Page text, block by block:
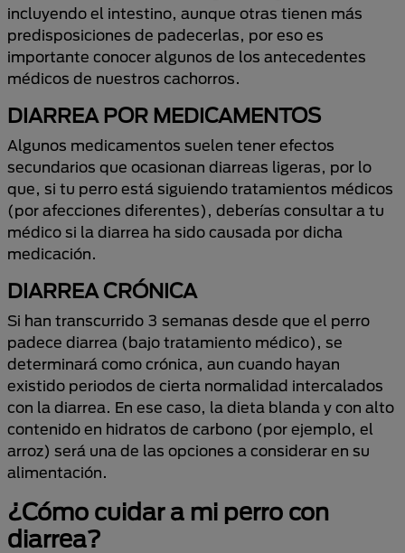
incluyendo el intestino, aunque otras tienen más
predisposiciones de padecerlas, por eso es
importante conocer algunos de los antecedentes
médicos de nuestros cachorros.
DIARREA POR MEDICAMENTOS
Algunos medicamentos suelen tener efectos
secundarios que ocasionan diarreas ligeras, por lo
que, si tu perro está siguiendo tratamientos médicos
(por afecciones diferentes), deberías consultar a tu
médico si la diarrea ha sido causada por dicha
medicación.
DIARREA CRÓNICA
Si han transcurrido 3 semanas desde que el perro
padece diarrea (bajo tratamiento médico), se
determinará como crónica, aun cuando hayan
existido periodos de cierta normalidad intercalados
con la diarrea. En ese caso, la dieta blanda y con alto
contenido en hidratos de carbono (por ejemplo, el
arroz) será una de las opciones a considerar en su
alimentación.
¿Cómo cuidar a mi perro con
diarrea?